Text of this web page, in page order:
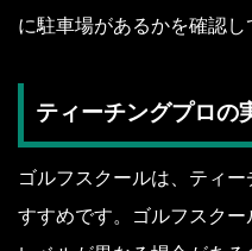
に駐車場があるかを確認し
ティーチングプロの
ゴルフスクールは、ティ
すすめです。ゴルフスク